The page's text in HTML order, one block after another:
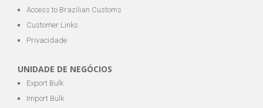
Access to Brazilian Customs
Customer Links
Privacidade
UNIDADE DE NEGÓCIOS
Export Bulk
Import Bulk